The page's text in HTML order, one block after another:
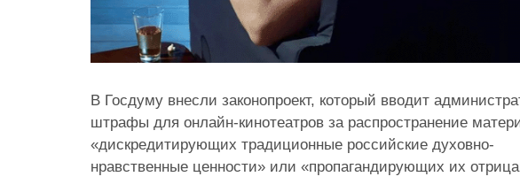
В Госдуму внесли законопроект, который вводит
штрафы для онлайн-кинотеатров за распространение
«дискредитирующих традиционные российские духовно-
нравственные ценности» или «пропагандирующих их